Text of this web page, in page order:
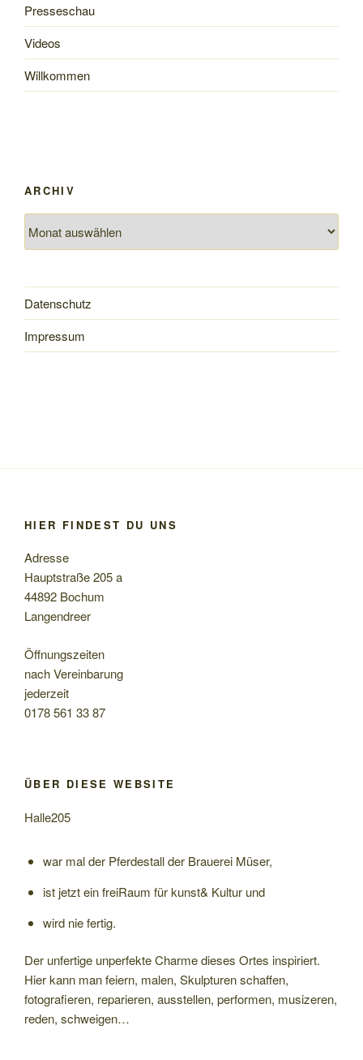
Presseschau
Videos
Willkommen
ARCHIV
Datenschutz
Impressum
HIER FINDEST DU UNS
Adresse
Hauptstraße 205 a
44892 Bochum
Langendreer
Öffnungszeiten
nach Vereinbarung
jederzeit
0178 561 33 87
ÜBER DIESE WEBSITE
Halle205
war mal der Pferdestall der Brauerei Müser,
ist jetzt ein freiRaum für kunst& Kultur und
wird nie fertig.
Der unfertige unperfekte Charme dieses Ortes inspiriert.
Hier kann man feiern, malen, Skulpturen schaffen,
fotografieren, reparieren, ausstellen, performen, musizeren,
reden, schweigen…